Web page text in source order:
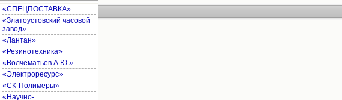
«СПЕЦПОСТАВКА»
«Златоустовский часовой
завод»
«Лантан»
«Резинотехника»
«Волчематьев А.Ю.»
«Электроресурс»
«СК-Полимеры»
«Научно-